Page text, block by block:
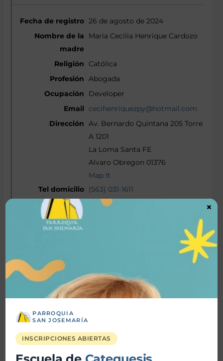
26 de agosto de 2024
Maria Cecilia Henrique Cardozo
Católica
Abogada
Developer
cecihenriquezpy@hotmail.com
Av. Bernardo Quintana 205 Torre
A 1201
La Loma Santa FE
Alvaro Obregon 01376
Map It
(563) 031-1611
(563) 031-1611
Licenciado en Administracion
nicolopezmarti@yahoo.com.ar
(562) 567-2358
Juana Lopez Marti Henrique
PARROQUIA
SAN JOSEMARÍA
INSCRIPCIONES ABIERTAS
×